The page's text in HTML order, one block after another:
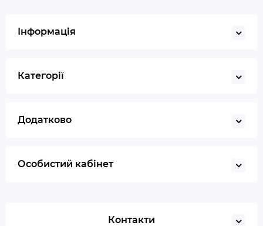
Інформація
Категорії
Додатково
Особистий кабінет
Контакти